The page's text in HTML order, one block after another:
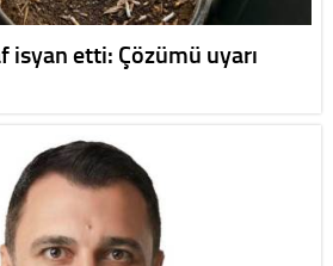
isyan etti: Çözümü uyarı